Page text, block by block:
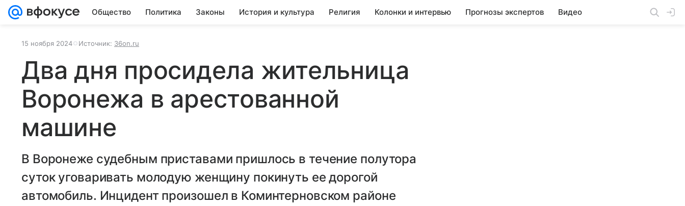
Общество Политика Законы История и культура Религия Колонки и интервью Прогнозы экспертов Видео
15 ноября 2024 Источник: 36on.ru
Два дня просидела жительница
Воронежа в арестованной
машине
В Воронеже судебным приставами пришлось в течение полутора
суток уговаривать молодую женщину покинуть ее дорогой
автомобиль. Инцидент произошел в Коминтерновском районе